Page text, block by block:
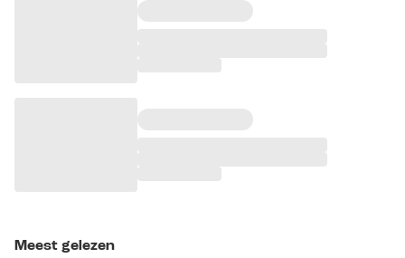
Meest gelezen